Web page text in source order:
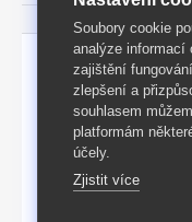
Parametry
Rozměry [cm]
Hmotnost
Soubory cookie
analýze informací
zajištění
zlepšení a
souhlasem
platformám
účely.
Zjistit více